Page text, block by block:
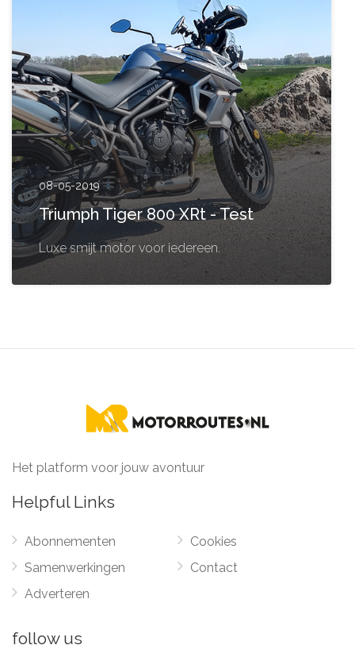
08-05-2019
Triumph Tiger 800 XRt - Test
Luxe smijt motor voor iedereen.
Het platform voor jouw avontuur
Helpful Links
Abonnementen
Samenwerkingen
Adverteren
Cookies
Contact
follow us